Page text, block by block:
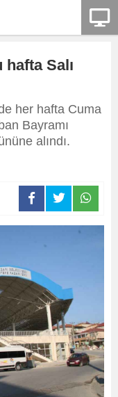
hafta Salı
her hafta Cuma
Bayramı
alındı.